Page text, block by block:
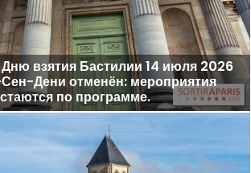
взятия Бастилии 14 июля 2026
Дени отменён: мероприятия
по программе.